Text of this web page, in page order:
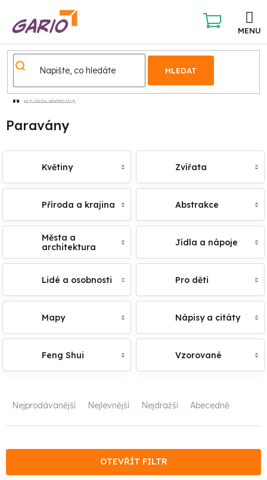
obsah
HLEDAT
NÁKUPNÍ
KOŠÍK
Bytové doplňky
Paravány
Květiny Zvířata
Příroda a krajina Abstrakce
Města a
architektura
Jídla a nápoje
Lidé a osobnosti Pro děti
Mapy Nápisy a citáty
Feng Shui Vzorované
ŘNejprodávanější Nejlevnější Nejdražší Abecedně
OTEVŘÍT FILTR